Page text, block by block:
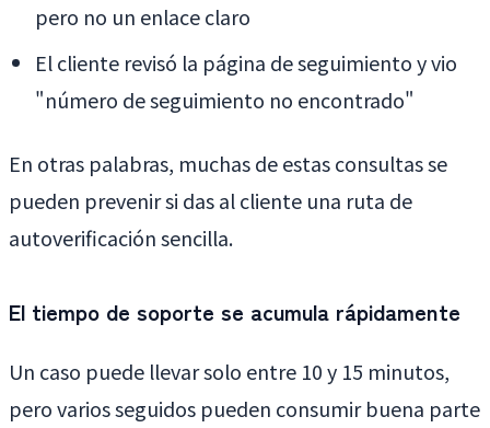
pero no un enlace claro
El cliente revisó la página de seguimiento y vio
"número de seguimiento no encontrado"
En otras palabras, muchas de estas consultas se
pueden prevenir si das al cliente una ruta de
autoverificación sencilla.
El tiempo de soporte se acumula rápidamente
Un caso puede llevar solo entre 10 y 15 minutos,
pero varios seguidos pueden consumir buena parte